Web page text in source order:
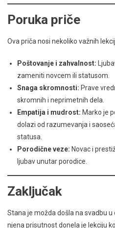
Poruka priče
Ova priča nosi nekoliko važnih
Poštovanje i zahvalnost:
zameniti novcem ili statusom.
Snaga skromnosti: Prave
skromnih i neprimetnih dela.
Empatija i mudrost: Marko je
dolazi od razumevanja i
statusa.
Porodične veze: Novac i
ljubav unutar porodice.
Zaključak
Stana je možda došla na svadbu
njena prisutnost donela je lekciju